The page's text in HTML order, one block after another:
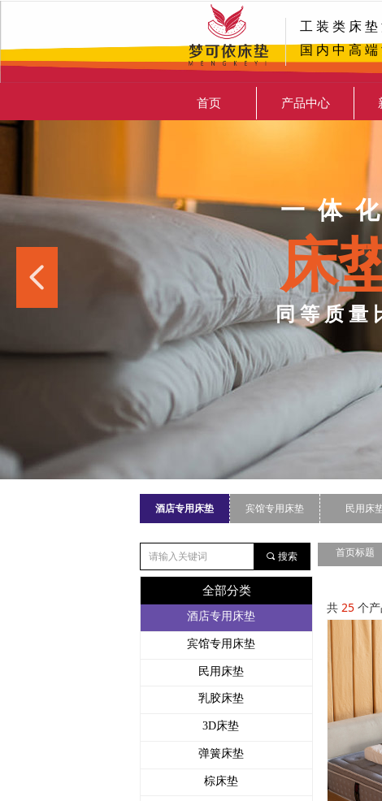
工 装 类 床 垫
国 内 中 高
床
一 体
同 等 质 量
넳
首页 产品中心
共 25 个
酒店专用床垫 宾馆专用床垫 民用床
全部分类
酒店专用床垫
宾馆专用床垫
民用床垫
乳胶床垫
3D床垫
弹簧床垫
棕床垫
끠 搜索 首页标题